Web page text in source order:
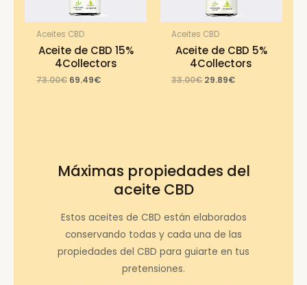
Aceites CBD
Aceite de CBD 15%
4Collectors
73.00€ Original
69.49€Current
Aceites CBD
Aceite de CBD 5%
4Collectors
33.00€ Original
29.89€Current
Máximas propiedades del
aceite CBD
Estos aceites de CBD están elaborados
conservando todas y cada una de las
propiedades del CBD para guiarte en tus
pretensiones.